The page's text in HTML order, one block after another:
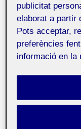
2020
WordPress
hablar de trucos
nuevo editor de
publicitat
elaborat a partir
Pots acceptar,
preferències
informació en la